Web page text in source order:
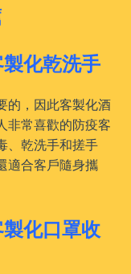
化乾洗手
的，因此客製化酒
非常喜歡的防疫客
、乾洗手和搓手
適合客戶隨身攜
化口罩收